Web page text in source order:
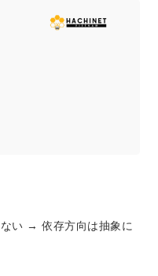
い → 依存方向は抽象に